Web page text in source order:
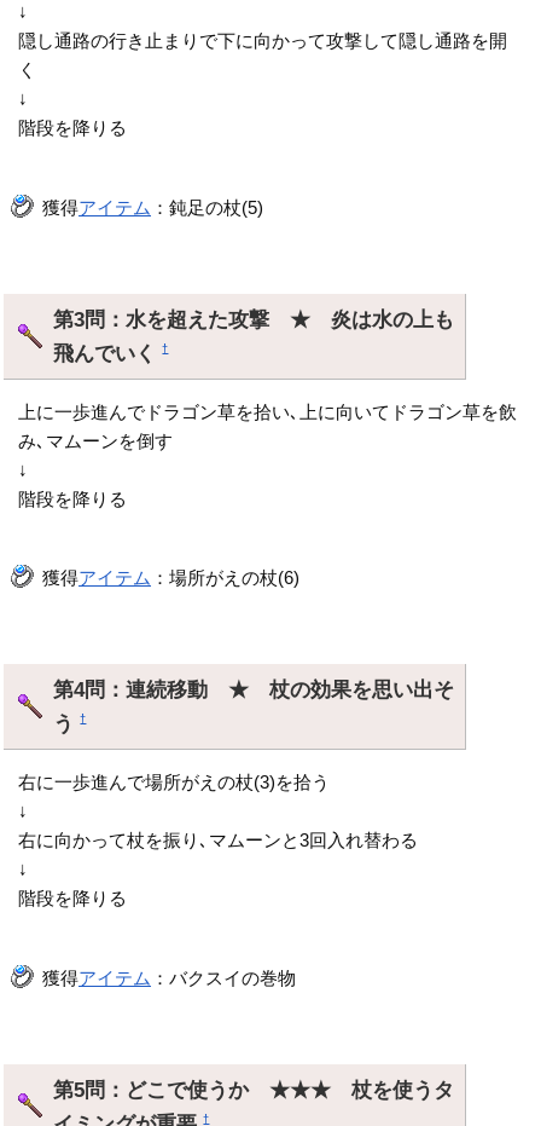
↓
隠し通路の行き止まりで下に向かって攻撃して隠し通路を開
く
↓
階段を降りる
獲得アイテム ：鈍足の杖(5)
第3問：水を超えた攻撃 ★ 炎は水の上も
飛んでいく†
上に一歩進んでドラゴン草を拾い､上に向いてドラゴン草を飲
み､マムーンを倒す
↓
階段を降りる
獲得アイテム ：場所がえの杖(6)
第4問：連続移動 ★ 杖の効果を思い出そ
う†
右に一歩進んで場所がえの杖(3)を拾う
↓
右に向かって杖を振り､マムーンと3回入れ替わる
↓
階段を降りる
獲得アイテム ：バクスイの巻物
第5問：どこで使うか ★★★ 杖を使うタ
†